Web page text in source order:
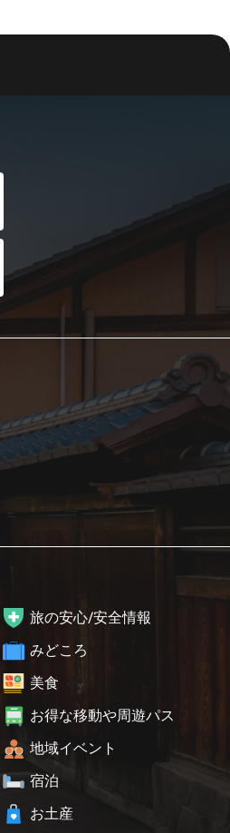
旅の安心/安全情報
みどころ
美食
お得な移動や周遊パス
地域イベント
宿泊
お土産